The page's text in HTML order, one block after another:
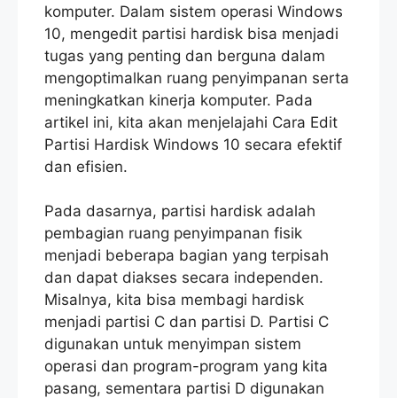
komputer. Dalam sistem operasi Windows
10, mengedit partisi hardisk bisa menjadi
tugas yang penting dan berguna dalam
mengoptimalkan ruang penyimpanan serta
meningkatkan kinerja komputer. Pada
artikel ini, kita akan menjelajahi Cara Edit
Partisi Hardisk Windows 10 secara efektif
dan efisien.
Pada dasarnya, partisi hardisk adalah
pembagian ruang penyimpanan fisik
menjadi beberapa bagian yang terpisah
dan dapat diakses secara independen.
Misalnya, kita bisa membagi hardisk
menjadi partisi C dan partisi D. Partisi C
digunakan untuk menyimpan sistem
operasi dan program-program yang kita
pasang, sementara partisi D digunakan